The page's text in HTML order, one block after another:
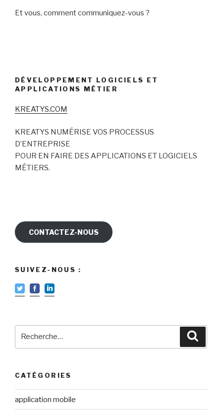
Et vous, comment communiquez-vous ?
DÉVELOPPEMENT LOGICIELS ET
APPLICATIONS MÉTIER
KREATYS.COM
KREATYS NUMÉRISE VOS PROCESSUS
D’ENTREPRISE
POUR EN FAIRE DES APPLICATIONS ET LOGICIELS
MÉTIERS.
CONTACTEZ-NOUS
SUIVEZ-NOUS :
CATÉGORIES
application mobile